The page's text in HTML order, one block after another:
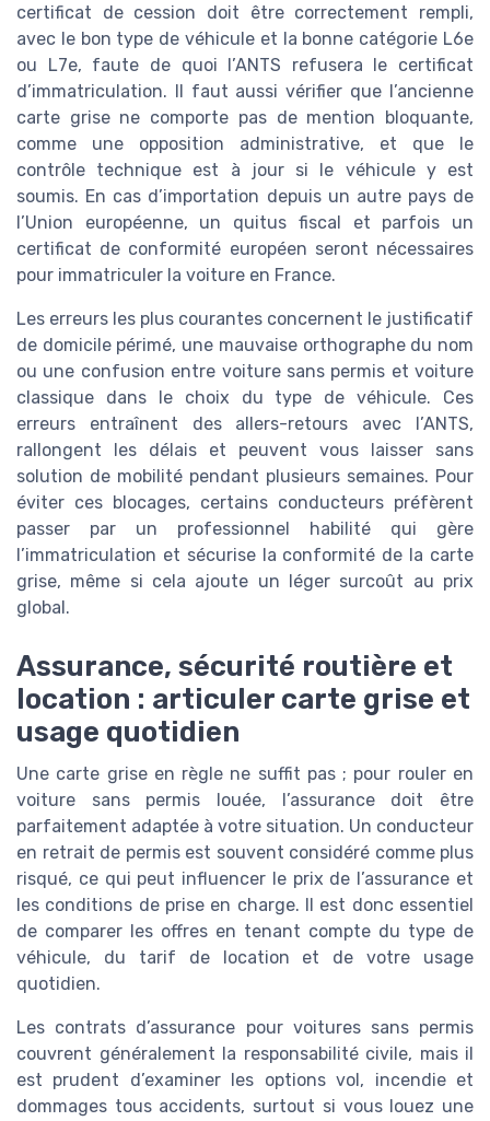
certificat de cession doit être correctement rempli,
avec le bon type de véhicule et la bonne catégorie L6e
ou L7e, faute de quoi l’ANTS refusera le certificat
d’immatriculation. Il faut aussi vérifier que l’ancienne
carte grise ne comporte pas de mention bloquante,
comme une opposition administrative, et que le
contrôle technique est à jour si le véhicule y est
soumis. En cas d’importation depuis un autre pays de
l’Union européenne, un quitus fiscal et parfois un
certificat de conformité européen seront nécessaires
pour immatriculer la voiture en France.
Les erreurs les plus courantes concernent le justificatif
de domicile périmé, une mauvaise orthographe du nom
ou une confusion entre voiture sans permis et voiture
classique dans le choix du type de véhicule. Ces
erreurs entraînent des allers-retours avec l’ANTS,
rallongent les délais et peuvent vous laisser sans
solution de mobilité pendant plusieurs semaines. Pour
éviter ces blocages, certains conducteurs préfèrent
passer par un professionnel habilité qui gère
l’immatriculation et sécurise la conformité de la carte
grise, même si cela ajoute un léger surcoût au prix
global.
Assurance, sécurité routière et
location : articuler carte grise et
usage quotidien
Une carte grise en règle ne suffit pas ; pour rouler en
voiture sans permis louée, l’assurance doit être
parfaitement adaptée à votre situation. Un conducteur
en retrait de permis est souvent considéré comme plus
risqué, ce qui peut influencer le prix de l’assurance et
les conditions de prise en charge. Il est donc essentiel
de comparer les offres en tenant compte du type de
véhicule, du tarif de location et de votre usage
quotidien.
Les contrats d’assurance pour voitures sans permis
couvrent généralement la responsabilité civile, mais il
est prudent d’examiner les options vol, incendie et
dommages tous accidents, surtout si vous louez une